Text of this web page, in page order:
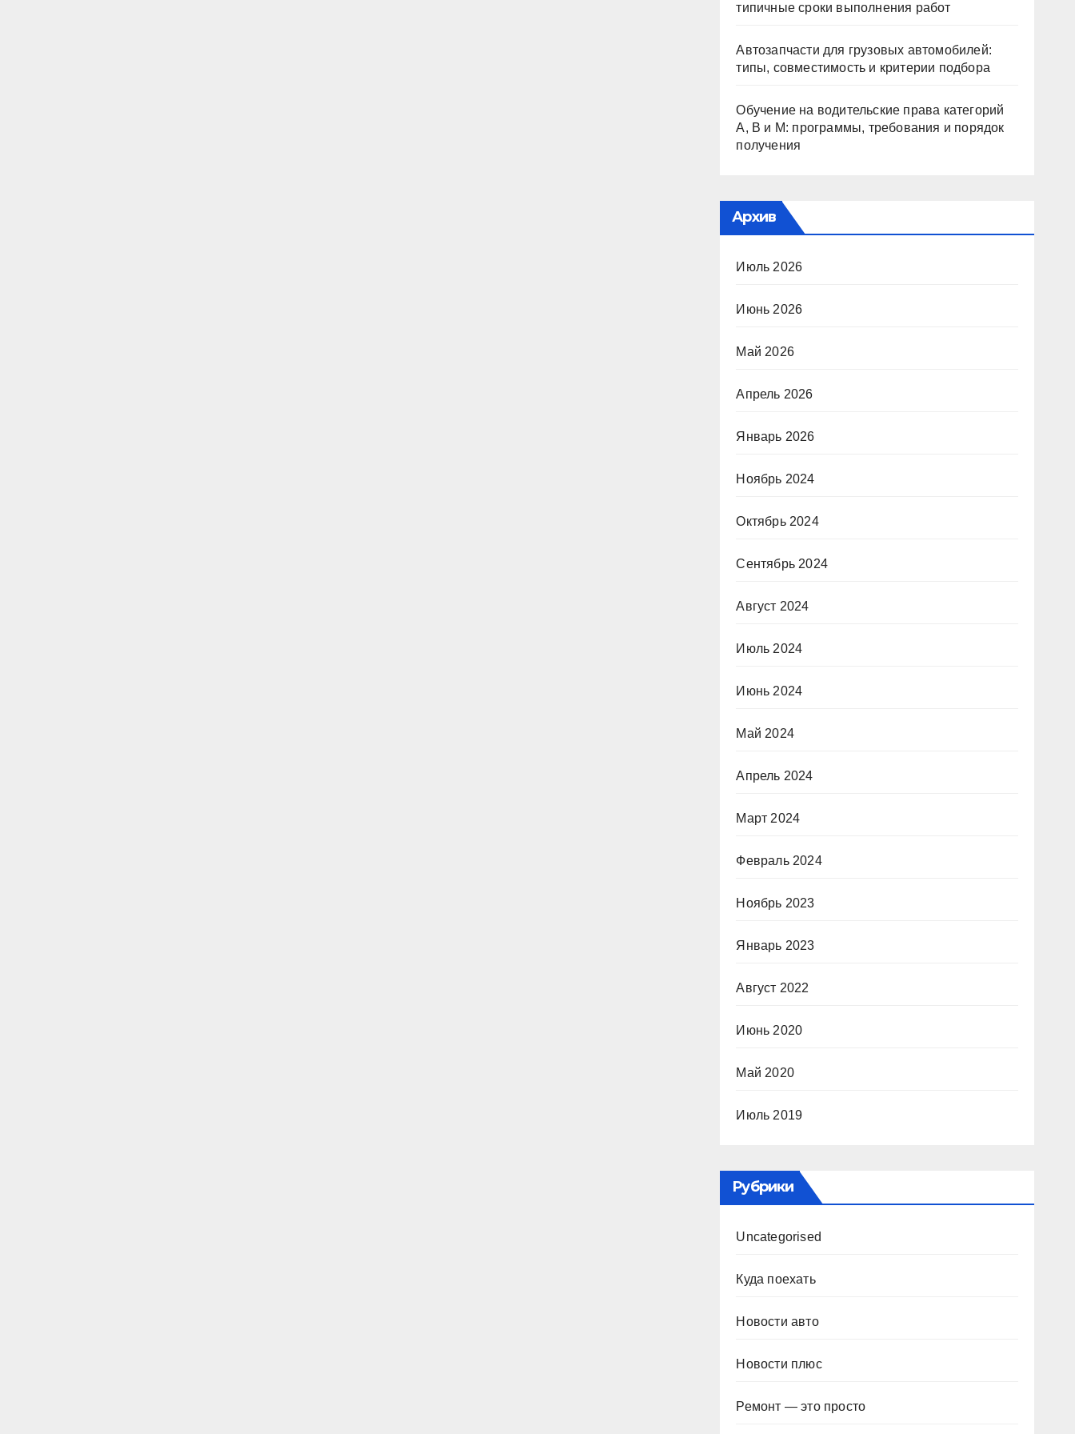
типичные сроки выполнения работ
Автозапчасти для грузовых автомобилей:
типы, совместимость и критерии подбора
Обучение на водительские права категорий
A, B и M: программы, требования и порядок
получения
Архив
Июль 2026
Июнь 2026
Май 2026
Апрель 2026
Январь 2026
Ноябрь 2024
Октябрь 2024
Сентябрь 2024
Август 2024
Июль 2024
Июнь 2024
Май 2024
Апрель 2024
Март 2024
Февраль 2024
Ноябрь 2023
Январь 2023
Август 2022
Июнь 2020
Май 2020
Июль 2019
Рубрики
Uncategorised
Куда поехать
Новости авто
Новости плюс
Ремонт — это просто